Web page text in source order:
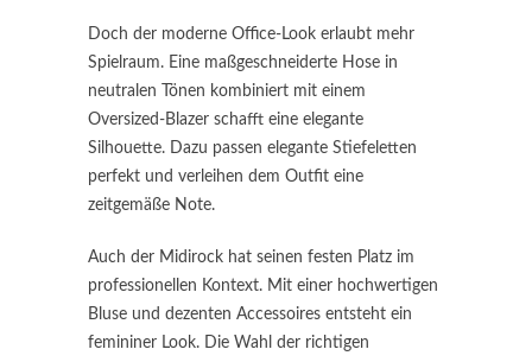
Doch der moderne Office-Look erlaubt mehr
Spielraum. Eine maßgeschneiderte Hose in
neutralen Tönen kombiniert mit einem
Oversized-Blazer schafft eine elegante
Silhouette. Dazu passen elegante Stiefeletten
perfekt und verleihen dem Outfit eine
zeitgemäße Note.
Auch der Midirock hat seinen festen Platz im
professionellen Kontext. Mit einer hochwertigen
Bluse und dezenten Accessoires entsteht ein
femininer Look. Die Wahl der richtigen